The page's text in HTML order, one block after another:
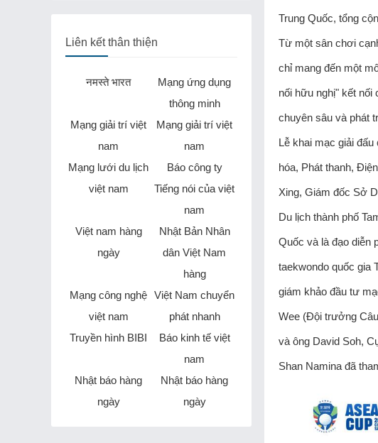
Liên kết thân thiện
नमस्ते भारत
Mạng ứng dụng
thông minh
Mạng giải trí việt
nam
Mạng giải trí việt
nam
Mạng lưới du lịch
việt nam
Báo công ty
Tiếng nói của việt
nam
Việt nam hàng
ngày
Nhật Bản Nhân
dân Việt Nam
hàng
Mạng công nghệ
việt nam
Việt Nam chuyển
phát nhanh
Truyền hình BIBI
Báo kinh tế việt
nam
Nhật báo hàng
ngày
Nhật báo hàng
ngày
Trung Quốc, tổng
Từ một sân chơi
chỉ mang đến một
nối hữu nghị" kết nối
chuyên sâu và phát
Lễ khai mạc giải
hóa, Phát thanh,
Xing, Giám đốc Sở
Du lịch thành phố
Quốc và là đạo diễn
taekwondo quốc gia
giám khảo đầu tư
Wee (Đội trưởng
và ông David Soh,
Shan Namina đã